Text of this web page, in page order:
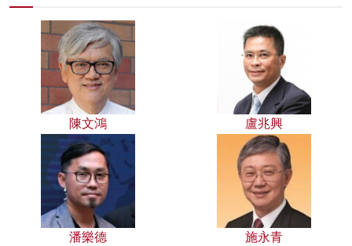
陳文鴻 盧兆興
潘樂德 施永青